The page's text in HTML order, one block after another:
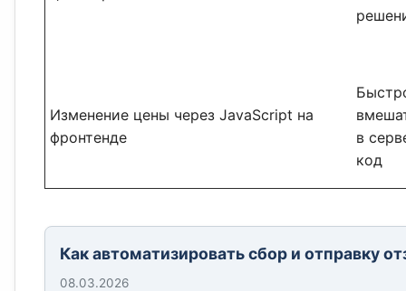
Изменение цены через JavaScript на
фронтенде
в
код
Как автоматизировать сбор и отправку
08.03.2026